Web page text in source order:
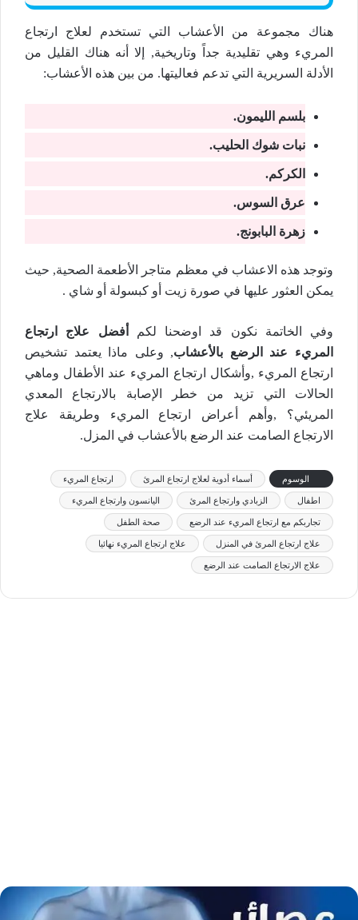
هناك مجموعة من الأعشاب التي تستخدم لعلاج ارتجاع
المريء وهي تقليدية جداً وتاريخية, إلا أنه هناك القليل من
الأدلة السريرية التي تدعم فعاليتها. من بين هذه الأعشاب:
بلسم الليمون.
نبات شوك الحليب.
الكركم.
عرق السوس.
زهرة البابونج.
وتوجد هذه الاعشاب في معظم متاجر الأطعمة الصحية, حيث
يمكن العثور عليها في صورة زيت أو كبسولة أو شاي .
وفي الخاتمة نكون قد اوضحنا لكم
أفضل علاج ارتجاع
المريء عند الرضع بالأعشاب, وعلى ماذا يعتمد تشخيص
ارتجاع المريء ,وأشكال ارتجاع المريء عند الأطفال وماهي
الحالات التي تزيد من خطر الإصابة بالارتجاع المعدي
المريئي؟ ,وأهم أعراض ارتجاع المريء وطريقة علاج
الارتجاع الصامت عند الرضع بالأعشاب في المزل.
الوسوم أسماء أدوية لعلاج ارتجاع المرئ ارتجاع المريء
اطفال الزبادي وارتجاع المرئ اليانسون وارتجاع المريء
تجاربكم مع ارتجاع المريء عند الرضع صحة الطفل
علاج ارتجاع المرئ في المنزل علاج ارتجاع المريء نهائيا
علاج الارتجاع الصامت عند الرضع